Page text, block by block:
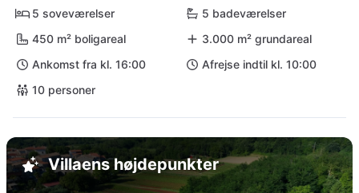
5 soveværelser
5 badeværelser
450 m² boligareal
3.000 m² grundareal
Ankomst fra kl. 16:00
Afrejse indtil kl. 10:00
10 personer
Villaens højdepunkter